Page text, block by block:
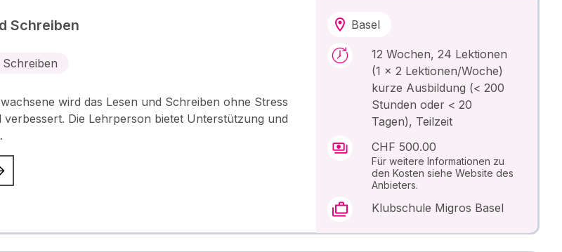
Schreiben
Schreiben
wird das Lesen und Schreiben ohne Stress
Die Lehrperson bietet Unterstützung und
Basel
12 Wochen, 24 Lektionen
(1 x 2 Lektionen/Woche)
kurze Ausbildung (< 200
Stunden oder < 20
Tagen), Teilzeit
CHF 500.00
Für weitere Informationen zu
den Kosten siehe Website des
Anbieters.
Klubschule Migros Basel